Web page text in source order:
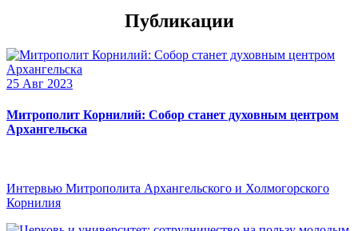
Публикации
25 Авг 2023
Митрополит Корнилий: Собор станет духовным центром
Архангельска
Интервью Митрополита Архангельского и Холмогорского
Корнилия